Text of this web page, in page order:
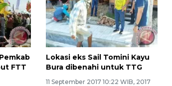
FTT
Lokasi eks Sail Tomini Kayu
Bura dibenahi untuk TTG
11 September 2017 10:22 WIB, 2017